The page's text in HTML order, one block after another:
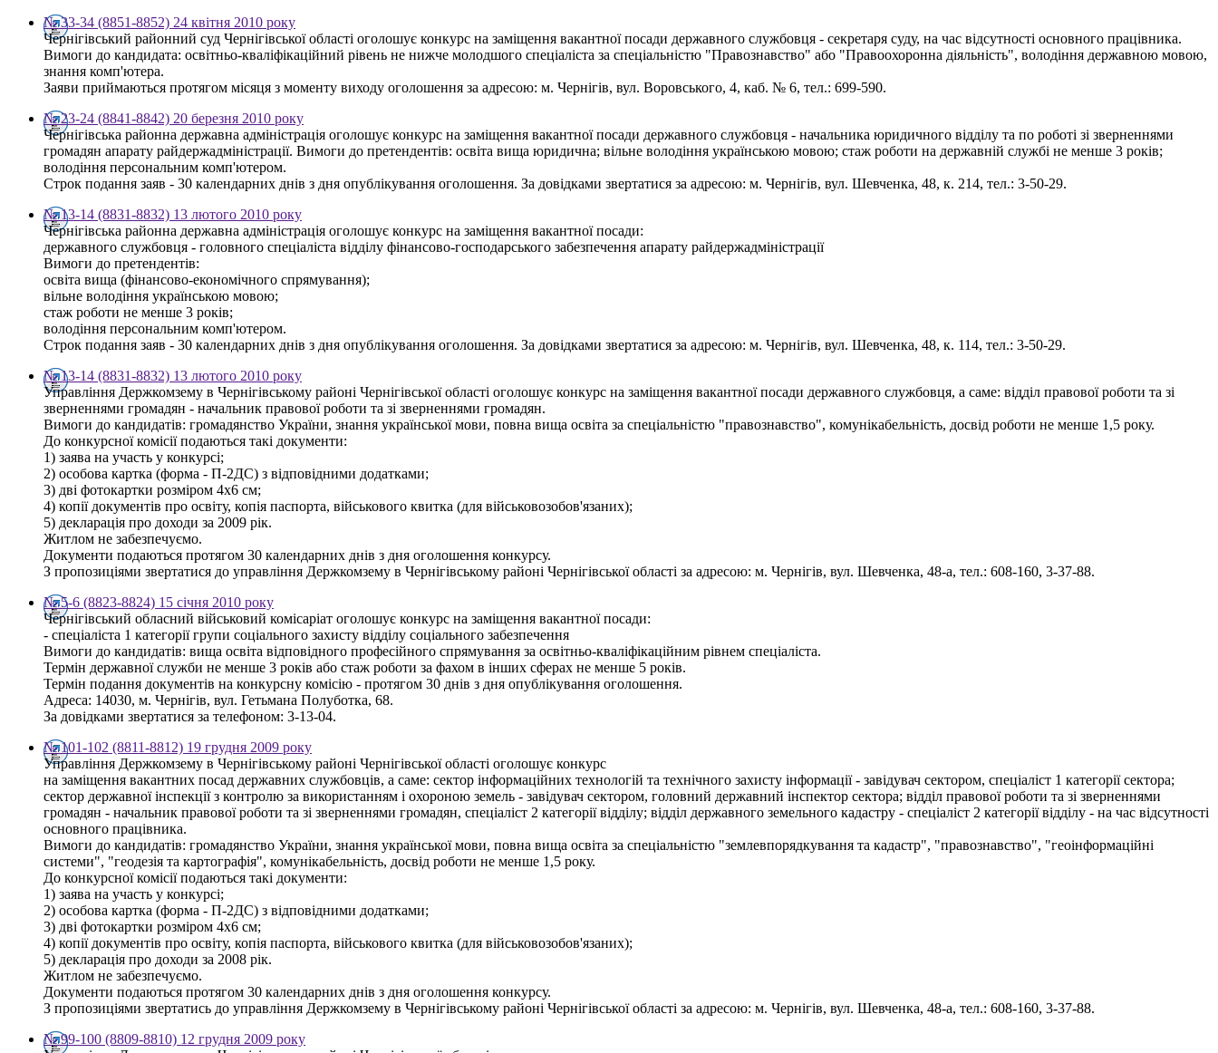
№ 33-34 (8851-8852) 24 квітня 2010 року
Чернігівський районний суд Чернігівської області оголошує конкурс на заміщення вакантної посади державного службовця - секретаря суду, на час відсутності основного працівника.
Вимоги до кандидата: освітньо-кваліфікаційний рівень не нижче молодшого спеціаліста за спеціальністю "Правознавство" або "Правоохоронна діяльність", володіння державною мовою,
знання комп'ютера.
Заяви приймаються протягом місяця з моменту виходу оголошення за адресою: м. Чернігів, вул. Воровського, 4, каб. № 6, тел.: 699-590.
№ 23-24 (8841-8842) 20 березня 2010 року
Чернігівська районна державна адміністрація оголошує конкурс на заміщення вакантної посади державного службовця - начальника юридичного відділу та по роботі зі зверненнями
громадян апарату райдержадміністрації. Вимоги до претендентів: освіта вища юридична; вільне володіння українською мовою; стаж роботи на державній службі не менше 3 років;
володіння персональним комп'ютером.
Строк подання заяв - 30 календарних днів з дня опублікування оголошення. За довідками звертатися за адресою: м. Чернігів, вул. Шевченка, 48, к. 214, тел.: 3-50-29.
№ 13-14 (8831-8832) 13 лютого 2010 року
Чернігівська районна державна адміністрація оголошує конкурс на заміщення вакантної посади:
державного службовця - головного спеціаліста відділу фінансово-господарського забезпечення апарату райдержадміністрації
Вимоги до претендентів:
освіта вища (фінансово-економічного спрямування);
вільне володіння українською мовою;
стаж роботи не менше 3 років;
володіння персональним комп'ютером.
Строк подання заяв - 30 календарних днів з дня опублікування оголошення. За довідками звертатися за адресою: м. Чернігів, вул. Шевченка, 48, к. 114, тел.: 3-50-29.
№ 13-14 (8831-8832) 13 лютого 2010 року
Управління Держкомзему в Чернігівському районі Чернігівської області оголошує конкурс на заміщення вакантної посади державного службовця, а саме: відділ правової роботи та зі
зверненнями громадян - начальник правової роботи та зі зверненнями громадян.
Вимоги до кандидатів: громадянство України, знання української мови, повна вища освіта за спеціальністю "правознавство", комунікабельність, досвід роботи не менше 1,5 року.
До конкурсної комісії подаються такі документи:
1) заява на участь у конкурсі;
2) особова картка (форма - П-2ДС) з відповідними додатками;
3) дві фотокартки розміром 4х6 см;
4) копії документів про освіту, копія паспорта, військового квитка (для військовозобов'язаних);
5) декларація про доходи за 2009 рік.
Житлом не забезпечуємо.
Документи подаються протягом 30 календарних днів з дня оголошення конкурсу.
З пропозиціями звертатися до управління Держкомзему в Чернігівському районі Чернігівської області за адресою: м. Чернігів, вул. Шевченка, 48-а, тел.: 608-160, 3-37-88.
№ 5-6 (8823-8824) 15 січня 2010 року
Чернігівський обласний військовий комісаріат оголошує конкурс на заміщення вакантної посади:
- спеціаліста 1 категорії групи соціального захисту відділу соціального забезпечення
Вимоги до кандидатів: вища освіта відповідного професійного спрямування за освітньо-кваліфікаційним рівнем спеціаліста.
Термін державної служби не менше 3 років або стаж роботи за фахом в інших сферах не менше 5 років.
Термін подання документів на конкурсну комісію - протягом 30 днів з дня опублікування оголошення.
Адреса: 14030, м. Чернігів, вул. Гетьмана Полуботка, 68.
За довідками звертатися за телефоном: 3-13-04.
№ 101-102 (8811-8812) 19 грудня 2009 року
Управління Держкомзему в Чернігівському районі Чернігівської області оголошує конкурс
на заміщення вакантних посад державних службовців, а саме: сектор інформаційних технологій та технічного захисту інформації - завідувач сектором, спеціаліст 1 категорії сектора;
сектор державної інспекції з контролю за використанням і охороною земель - завідувач сектором, головний державний інспектор сектора; відділ правової роботи та зі зверненнями
громадян - начальник правової роботи та зі зверненнями громадян, спеціаліст 2 категорії відділу; відділ державного земельного кадастру - спеціаліст 2 категорії відділу - на час відсутності
основного працівника.
Вимоги до кандидатів: громадянство України, знання української мови, повна вища освіта за спеціальністю "землевпорядкування та кадастр", "правознавство", "геоінформаційні
системи", "геодезія та картографія", комунікабельність, досвід роботи не менше 1,5 року.
До конкурсної комісії подаються такі документи:
1) заява на участь у конкурсі;
2) особова картка (форма - П-2ДС) з відповідними додатками;
3) дві фотокартки розміром 4х6 см;
4) копії документів про освіту, копія паспорта, військового квитка (для військовозобов'язаних);
5) декларація про доходи за 2008 рік.
Житлом не забезпечуємо.
Документи подаються протягом 30 календарних днів з дня оголошення конкурсу.
З пропозиціями звертатись до управління Держкомзему в Чернігівському районі Чернігівської області за адресою: м. Чернігів, вул. Шевченка, 48-а, тел.: 608-160, 3-37-88.
№ 99-100 (8809-8810) 12 грудня 2009 року